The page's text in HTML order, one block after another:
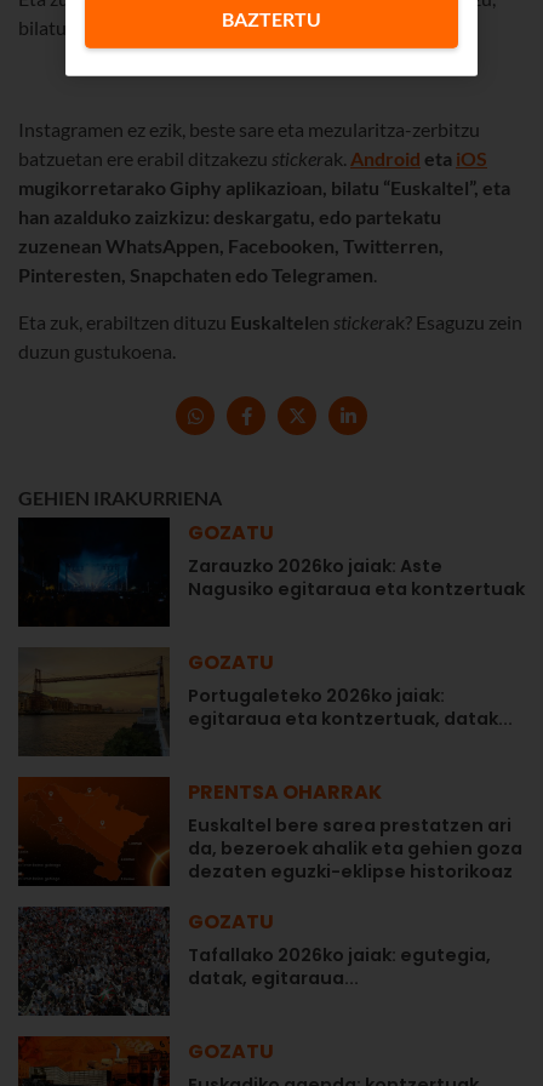
bilatu gure txapela Euskaltelensticker
Instagramen ez ezik, beste sare eta mezularitza-zerbitzu
batzuetan ere erabil ditzakezu stickerak. Android eta iOS
mugikorretarako Giphy aplikazioan, bilatu “Euskaltel”, eta
han azalduko zaizkizu: deskargatu, edo partekatu
zuzenean WhatsAppen, Facebooken, Twitterren,
Pinteresten, Snapchaten edo Telegramen.
Eta zuk, erabiltzen dituzu Euskaltelen stickerak? Esaguzu zein
duzun gustukoena.
GEHIEN IRAKURRIENA
GOZATU
Zarauzko 2026ko jaiak: Aste
Nagusiko egitaraua eta kontzertuak
GOZATU
Portugaleteko 2026ko jaiak:
egitaraua eta kontzertuak, datak...
PRENTSA OHARRAK
Euskaltel bere sarea prestatzen ari
da, bezeroek ahalik eta gehien goza
dezaten eguzki-eklipse historikoaz
GOZATU
Tafallako 2026ko jaiak: egutegia,
datak, egitaraua...
GOZATU
BAZTERTU